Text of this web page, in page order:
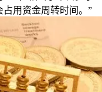
用资金周转时间。”